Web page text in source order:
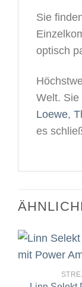
Sie
optisch
Welt. Sie
Loewe,
es